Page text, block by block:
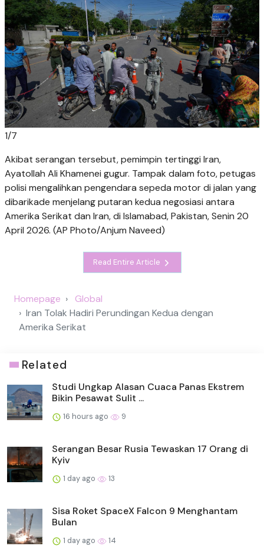
1/7
Akibat serangan tersebut, pemimpin tertinggi Iran,
Ayatollah Ali Khamenei gugur. Tampak dalam foto, petugas
polisi mengalihkan pengendara sepeda motor di jalan yang
dibarikade menjelang putaran kedua negosiasi antara
Amerika Serikat dan Iran, di Islamabad, Pakistan, Senin 20
April 2026. (AP Photo/Anjum Naveed)
Read Entire Article
Homepage
Global
Iran Tolak Hadiri Perundingan Kedua dengan
Amerika Serikat
Related
Studi Ungkap Alasan Cuaca Panas Ekstrem
Bikin Pesawat Sulit ...
16 hours ago 9
Serangan Besar Rusia Tewaskan 17 Orang di
Kyiv
1 day ago 13
Sisa Roket SpaceX Falcon 9 Menghantam
Bulan
1 day ago 14